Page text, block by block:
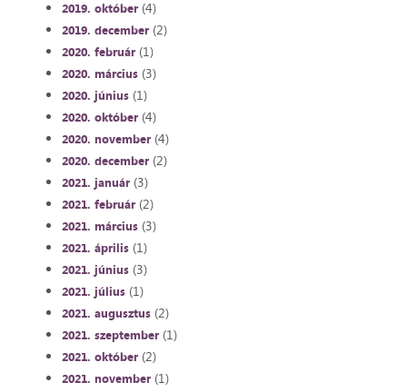
2019. október(4)
2019. december(2)
2020. február(1)
2020. március(3)
2020. június(1)
2020. október(4)
2020. november(4)
2020. december(2)
2021. január(3)
2021. február(2)
2021. március(3)
2021. április(1)
2021. június(3)
2021. július(1)
2021. augusztus(2)
2021. szeptember(1)
2021. október(2)
2021. november(1)